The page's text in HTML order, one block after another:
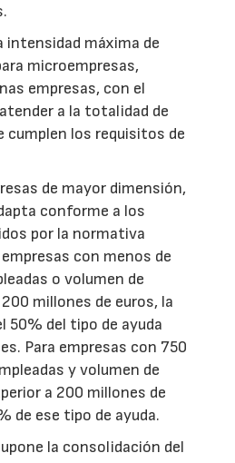
intensidad máxima de
microempresas,
empresas, con el
a la totalidad de
cumplen los requisitos de
de mayor dimensión,
conforme a los
por la normativa
con menos de
o volumen de
millones de euros, la
50% del tipo de ayuda
Para empresas con 750
y volumen de
a 200 millones de
de ese tipo de ayuda.
la consolidación del